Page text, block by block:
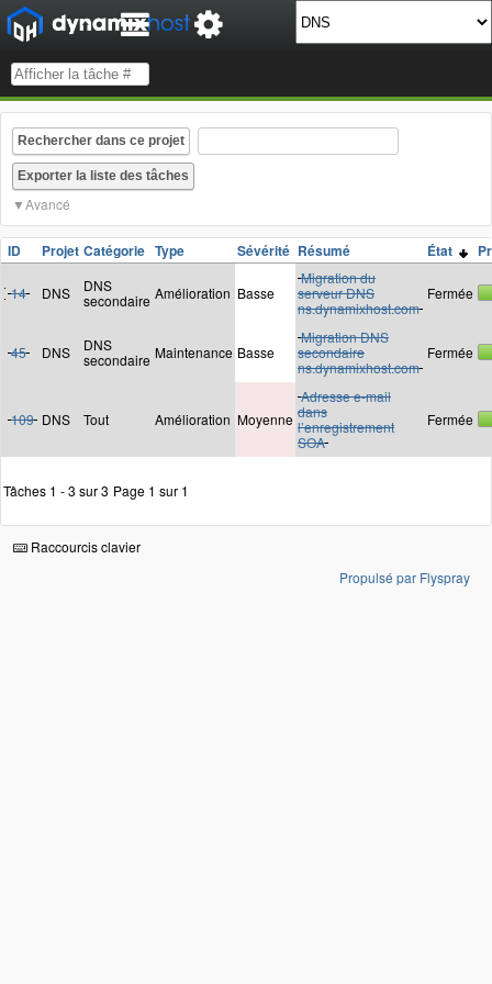
Rechercher dans ce projet
Avancé
ID Projet Catégorie Type Sévérité Résumé État
14 DNS
DNS
secondaire Amélioration Basse
Migration du
serveur DNS
ns.dynamixhost.com
Fermée
45 DNS
DNS
secondaire Maintenance Basse
Migration DNS
secondaire
ns.dynamixhost.com
Fermée
109 DNS Tout Amélioration Moyenne
Adresse e-mail
dans
l’enregistrement
SOA
Fermée
Tâches 1 - 3 sur 3 Page 1 sur 1
Raccourcis clavier
Propulsé par Flyspray